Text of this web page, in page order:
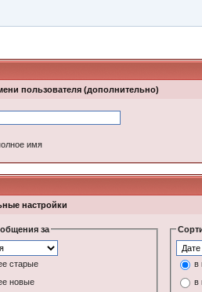
пользователя (дополнительно)
имя
настройки
за
старые
новые
в
в